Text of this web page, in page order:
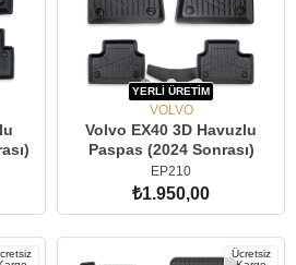
YERLİ ÜRETİM
VOLVO
Volvo EX40 3D Havuzlu
Paspas (2024 Sonrası)
EP210
₺1.950,00
Ücretsiz